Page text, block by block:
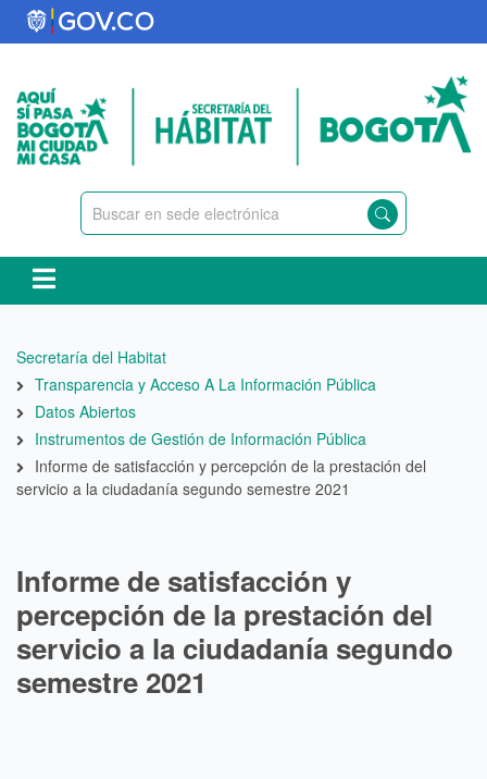
Pasar
al
principal
Ruta
de
navegación
Secretaría del Habitat
Transparencia y Acceso A La Información Pública
Datos Abiertos
Instrumentos de Gestión de Información Pública
Informe de satisfacción y percepción de la prestación del
servicio a la ciudadanía segundo semestre 2021
Informe de satisfacción y
percepción de la prestación del
servicio a la ciudadanía segundo
semestre 2021